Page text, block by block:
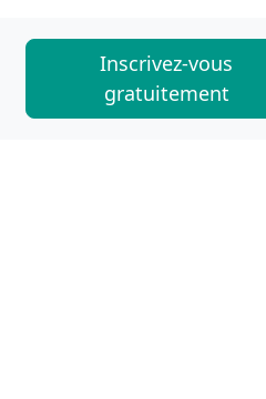
Inscrivez-vous
gratuitement